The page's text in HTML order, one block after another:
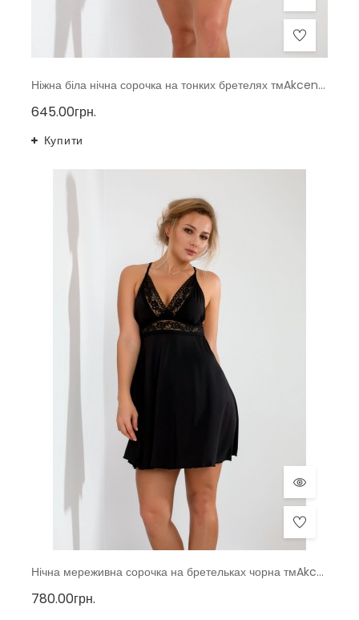
Ніжна біла нічна сорочка на тонких бретелях тмAkcent, Польща
645.00грн.
Купити
Нічна мереживна сорочка на бретельках чорна тмAkcent, Польща
780.00грн.